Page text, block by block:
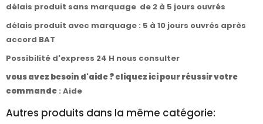
délais produit sans marquage de 2 à 5 jours ouvrés
délais produit avec marquage : 5 à 10 jours ouvrés après
accord BAT
Possibilité d'express 24 H nous consulter
vous avez besoin d'aide ? cliquez ici pour réussir votre
commande : Aide
Autres produits dans la même catégorie: